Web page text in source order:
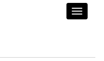
Toggle